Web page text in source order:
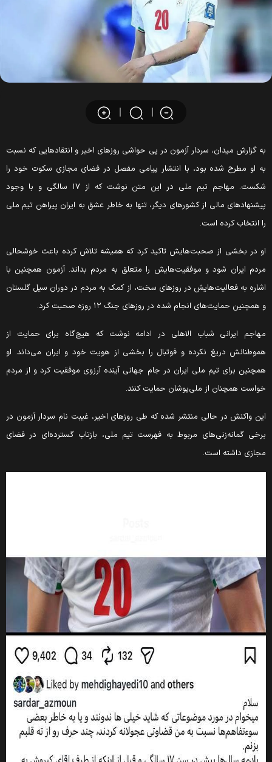
گزارش میدان، سردار آزمون در پی حواشی روزهای اخیر و انتقادهایی که نسبت
او مطرح شده بود، با انتشار پیامی مفصل در فضای مجازی سکوت خود را
شکست. مهاجم تیم ملی در این متن نوشت که از ۱۷ سالگی و با وجود
مالی از کشورهای دیگر، تنها به خاطر عشق به ایران پیراهن تیم ملی
انتخاب کرده است.
در بخشی از صحبت‌هایش تاکید کرد که همیشه تلاش کرده باعث خوشحالی
ایران شود و موفقیت‌هایش را متعلق به مردم بداند. آزمون همچنین با
به فعالیت‌هایش در روزهای سخت، از کمک به مردم در دوران سیل گلستان
همچنین حمایت‌های انجام شده در روزهای جنگ ۱۲ روزه صحبت کرد.
ایرانی شباب الاهلی در ادامه نوشت که هیچ‌گاه برای حمایت از
دریغ نکرده و فوتبال را بخشی از هویت خود و ایران می‌داند. او
برای تیم ملی ایران در جام جهانی آینده آرزوی موفقیت کرد و از مردم
همچنان از ملی‌پوشان حمایت کنند.
واکنش در حالی منتشر شده که طی روزهای اخیر، غیبت نام سردار آزمون در
گمانه‌زنی‌های مربوط به فهرست تیم ملی، بازتاب گسترده‌ای در فضای
داشته است.